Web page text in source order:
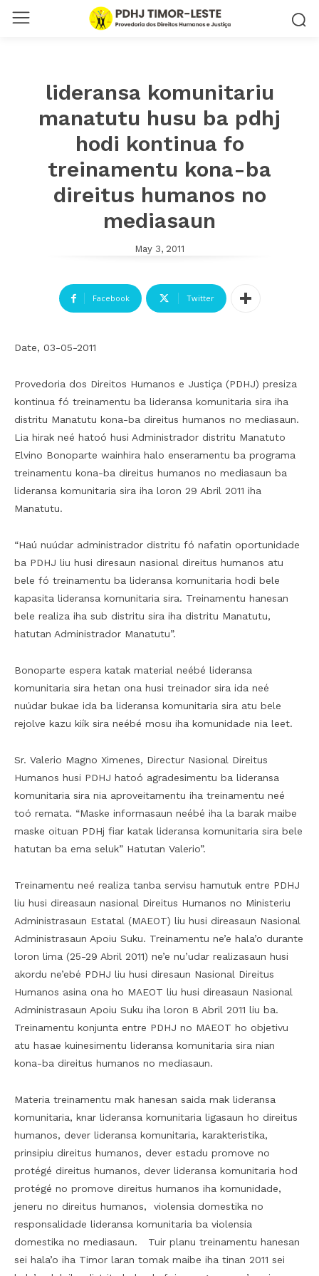
lideransa komunitariu
manatutu husu ba pdhj
hodi kontinua fo
treinamentu kona-ba
direitus humanos no
mediasaun
May 3, 2011
Facebook Twitter
Date, 03-05-2011
Provedoria dos Direitos Humanos e Justiça (PDHJ) presiza
kontinua fó treinamentu ba lideransa komunitaria sira iha
distritu Manatutu kona-ba direitus humanos no mediasaun.
Lia hirak neé hatoó husi Administrador distritu Manatuto
Elvino Bonoparte wainhira halo enseramentu ba programa
treinamentu kona-ba direitus humanos no mediasaun ba
lideransa komunitaria sira iha loron 29 Abril 2011 iha
Manatutu.
“Haú nuúdar administrador distritu fó nafatin oportunidade
ba PDHJ liu husi diresaun nasional direitus humanos atu
bele fó treinamentu ba lideransa komunitaria hodi bele
kapasita lideransa komunitaria sira. Treinamentu hanesan
bele realiza iha sub distritu sira iha distritu Manatutu,
hatutan Administrador Manatutu”.
Bonoparte espera katak material neébé lideransa
komunitaria sira hetan ona husi treinador sira ida neé
nuúdar bukae ida ba lideransa komunitaria sira atu bele
rejolve kazu kiík sira neébé mosu iha komunidade nia leet.
Sr. Valerio Magno Ximenes, Directur Nasional Direitus
Humanos husi PDHJ hatoó agradesimentu ba lideransa
komunitaria sira nia aproveitamentu iha treinamentu neé
toó remata. “Maske informasaun neébé iha la barak maibe
maske oituan PDHj fiar katak lideransa komunitaria sira bele
hatutan ba ema seluk” Hatutan Valerio”.
Treinamentu neé realiza tanba servisu hamutuk entre PDHJ
liu husi direasaun nasional Direitus Humanos no Ministeriu
Administrasaun Estatal (MAEOT) liu husi direasaun Nasional
Administrasaun Apoiu Suku. Treinamentu ne’e hala’o durante
loron lima (25-29 Abril 2011) ne’e nu’udar realizasaun husi
akordu ne’ebé PDHJ liu husi diresaun Nasional Direitus
Humanos asina ona ho MAEOT liu husi direasaun Nasional
Administrasaun Apoiu Suku iha loron 8 Abril 2011 liu ba.
Treinamentu konjunta entre PDHJ no MAEOT ho objetivu
atu hasae kuinesimentu lideransa komunitaria sira nian
kona-ba direitus humanos no mediasaun.
Materia treinamentu mak hanesan saida mak lideransa
komunitaria, knar lideransa komunitaria ligasaun ho direitus
humanos, dever lideransa komunitaria, karakteristika,
prinsipiu direitus humanos, dever estadu promove no
protégé direitus humanos, dever lideransa komunitaria hod
protégé no promove direitus humanos iha komunidade,
jeneru no direitus humanos, violensia domestika no
responsalidade lideransa komunitaria ba violensia
domestika no mediasaun. Tuir planu treinamentu hanesan
sei hala’o iha Timor laran tomak maibe iha tinan 2011 sei